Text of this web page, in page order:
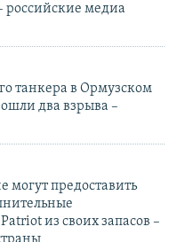
российские медиа
танкера в Ормузском
два взрыва –
могут предоставить
из своих запасов –